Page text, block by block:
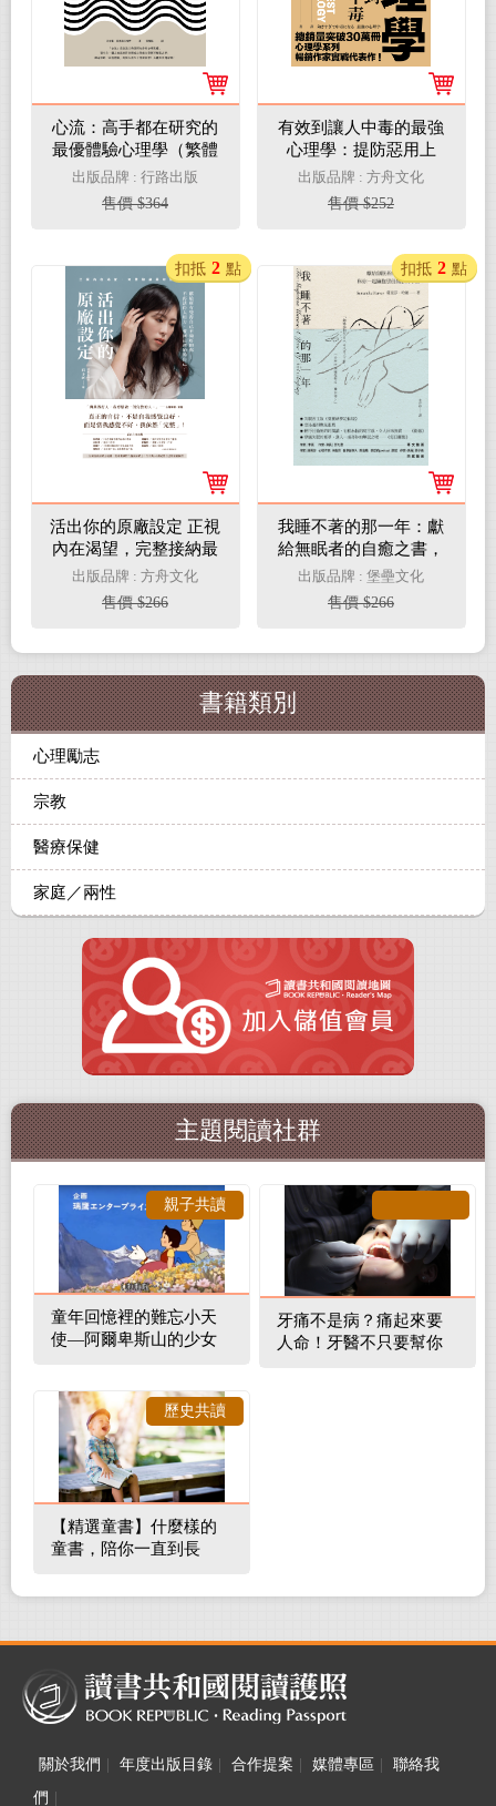
心流：高手都在研究的
最優體驗心理學（繁體
中文唯一全譯本）(電子
書)
出版品牌 : 行路出版
售價 $364
有效到讓人中毒的最強
心理學：提防惡用上
癮、小心中毒的45個心
理學絕技(電子書)
出版品牌 : 方舟文化
售價 $252
活出你的原廠設定 正視
內在渴望，完整接納最
初始的自己！（書附一
分鐘自我接納力小檢
測）(電子書)
出版品牌 : 方舟文化
售價 $266
扣抵 2 點
我睡不著的那一年：獻
給無眠者的自癒之書，
與你一起擁抱那份無形
的不安(電子書)
出版品牌 : 堡壘文化
售價 $266
扣抵 2 點
書籍類別
心理勵志
宗教
醫療保健
家庭／兩性
主題閱讀社群
童年回憶裡的難忘小天
使—阿爾卑斯山的少女
親子共讀
牙痛不是病？痛起來要
人命！牙醫不只要幫你
【精選童書】什麼樣的
童書，陪你一直到長
歷史共讀
關於我們 年度出版目錄 合作提案 媒體專區
聯絡我
們